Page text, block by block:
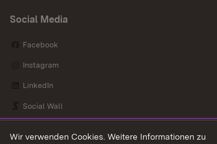
Social Media
Facebook
Instagram
LinkedIn
Social Wall
Wir verwenden Cookies. Weitere Informationen zu